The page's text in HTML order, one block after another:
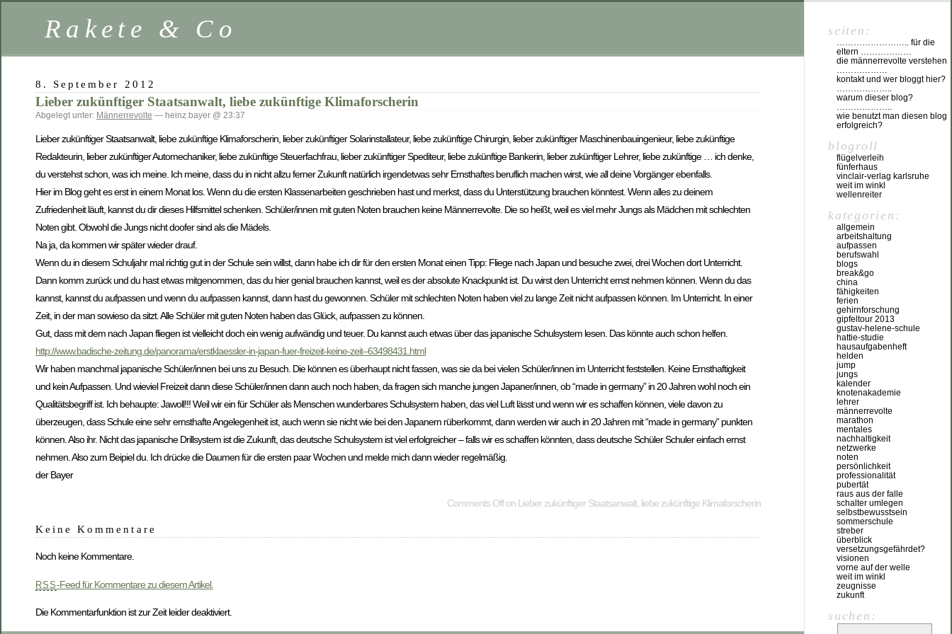
Rakete & Co
8. September 2012
Lieber zukünftiger Staatsanwalt, liebe zukünftige Klimaforscherin
Abgelegt unter: Männerrevolte — heinz.bayer @ 23:37
Lieber zukünftiger Staatsanwalt, liebe zukünftige Klimaforscherin, lieber zukünftiger Solarinstallateur, liebe zukünftige Chirurgin, lieber zukünftiger Maschinenbauingenieur, liebe zukünftige
Redakteurin, lieber zukünftiger Automechaniker, liebe zukünftige Steuerfachfrau, lieber zukünftiger Spediteur, liebe zukünftige Bankerin, lieber zukünftiger Lehrer, liebe zukünftige … ich denke,
du verstehst schon, was ich meine. Ich meine, dass du in nicht allzu ferner Zukunft natürlich irgendetwas sehr Ernsthaftes beruflich machen wirst, wie all deine Vorgänger ebenfalls.
Hier im Blog geht es erst in einem Monat los. Wenn du die ersten Klassenarbeiten geschrieben hast und merkst, dass du Unterstützung brauchen könntest. Wenn alles zu deinem
Zufriedenheit läuft, kannst du dir dieses Hilfsmittel schenken. Schüler/innen mit guten Noten brauchen keine Männerrevolte. Die so heißt, weil es viel mehr Jungs als Mädchen mit schlechten
Noten gibt. Obwohl die Jungs nicht doofer sind als die Mädels.
Na ja, da kommen wir später wieder drauf.
Wenn du in diesem Schuljahr mal richtig gut in der Schule sein willst, dann habe ich dir für den ersten Monat einen Tipp: Fliege nach Japan und besuche zwei, drei Wochen dort Unterricht.
Dann komm zurück und du hast etwas mitgenommen, das du hier genial brauchen kannst, weil es der absolute Knackpunkt ist. Du wirst den Unterricht ernst nehmen können. Wenn du das
kannst, kannst du aufpassen und wenn du aufpassen kannst, dann hast du gewonnen. Schüler mit schlechten Noten haben viel zu lange Zeit nicht aufpassen können. Im Unterricht. In einer
Zeit, in der man sowieso da sitzt. Alle Schüler mit guten Noten haben das Glück, aufpassen zu können.
Gut, dass mit dem nach Japan fliegen ist vielleicht doch ein wenig aufwändig und teuer. Du kannst auch etwas über das japanische Schulsystem lesen. Das könnte auch schon helfen.
http://www.badische-zeitung.de/panorama/erstklaessler-in-japan-fuer-freizeit-keine-zeit–63498431.html
Wir haben manchmal japanische Schüler/innen bei uns zu Besuch. Die können es überhaupt nicht fassen, was sie da bei vielen Schüler/innen im Unterricht feststellen. Keine Ernsthaftigkeit
und kein Aufpassen. Und wieviel Freizeit dann diese Schüler/innen dann auch noch haben, da fragen sich manche jungen Japaner/innen, ob “made in germany” in 20 Jahren wohl noch ein
Qualitätsbegriff ist. Ich behaupte: Jawoll!!! Weil wir ein für Schüler als Menschen wunderbares Schulsystem haben, das viel Luft lässt und wenn wir es schaffen können, viele davon zu
überzeugen, dass Schule eine sehr ernsthafte Angelegenheit ist, auch wenn sie nicht wie bei den Japanern rüberkommt, dann werden wir auch in 20 Jahren mit “made in germany” punkten
können. Also ihr. Nicht das japanische Drillsystem ist die Zukunft, das deutsche Schulsystem ist viel erfolgreicher – falls wir es schaffen könnten, dass deutsche Schüler Schuler einfach ernst
nehmen. Also zum Beipiel du. Ich drücke die Daumen für die ersten paar Wochen und melde mich dann wieder regelmäßig.
der Bayer
Comments Offon Lieber zukünftiger Staatsanwalt, liebe zukünftige Klimaforscherin
Keine Kommentare
Noch keine Kommentare.
RSS-Feed für Kommentare zu diesem Artikel.
Die Kommentarfunktion ist zur Zeit leider deaktiviert.
seiten:
…………………….. für die
eltern ………………
die männerrevolte verstehen
………………
kontakt und wer bloggt hier?
………………..
warum dieser blog?
………………..
wie benutzt man diesen blog
erfolgreich?
blogroll
flügelverleih
fünferhaus
vinclair-verlag karlsruhe
weit im winkl
wellenreiter
kategorien:
allgemein
arbeitshaltung
aufpassen
berufswahl
blogs
break&go
china
fähigkeiten
ferien
gehirnforschung
gipfeltour 2013
gustav-helene-schule
hattie-studie
hausaufgabenheft
helden
jump
jungs
kalender
knotenakademie
lehrer
männerrevolte
marathon
mentales
nachhaltigkeit
netzwerke
noten
persönlichkeit
professionalität
pubertät
raus aus der falle
schalter umlegen
selbstbewusstsein
sommerschule
streber
überblick
versetzungsgefährdet?
visionen
vorne auf der welle
weit im winkl
zeugnisse
zukunft
suchen: